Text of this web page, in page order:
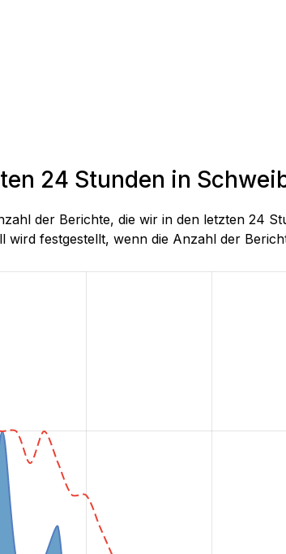
24 Stunden in
der Berichte, die wir in den letzten 24
wird festgestellt, wenn die Anzahl der